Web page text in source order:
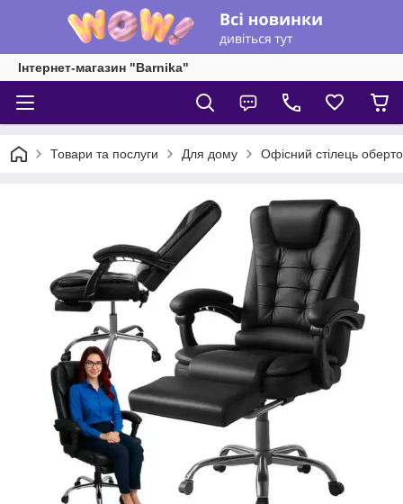
Інтернет-магазин "Barnika"
Товари та послуги Для дому Офісний стілець